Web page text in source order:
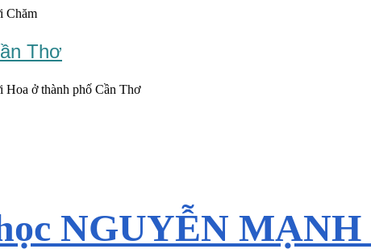
Chăm
Thơ
Hoa ở thành phố Cần Thơ
NGUYỄN